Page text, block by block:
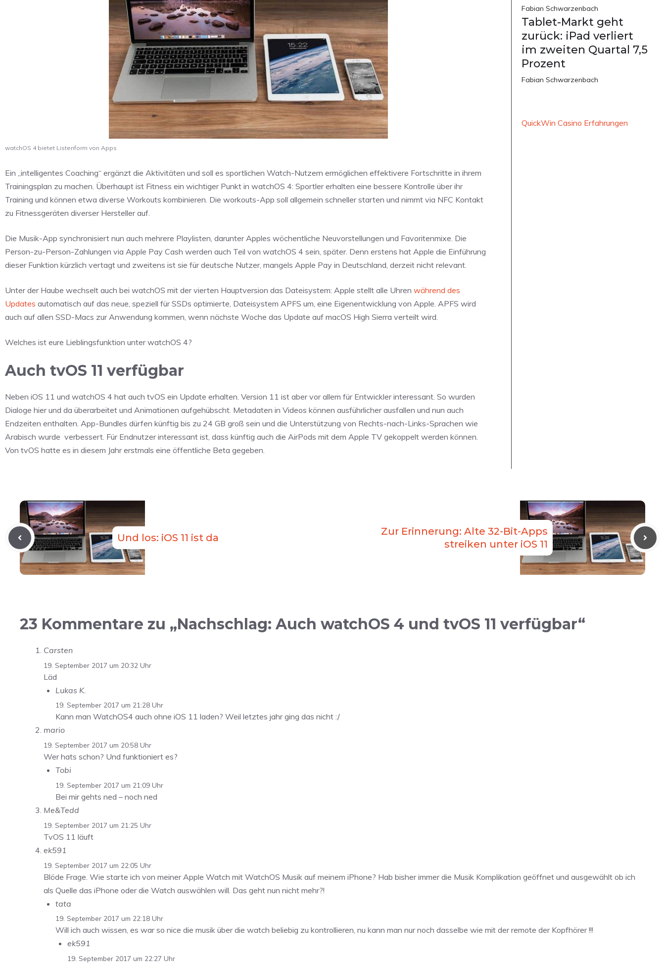
watchOS 4 bietet Listenform von Apps
Ein „intelligentes Coaching“ ergänzt die Aktivitäten und soll es sportlichen Watch-Nutzern ermöglichen effektivere Fortschritte in ihrem
Trainingsplan zu machen. Überhaupt ist Fitness ein wichtiger Punkt in watchOS 4: Sportler erhalten eine bessere Kontrolle über ihr
Training und können etwa diverse Workouts kombinieren. Die workouts-App soll allgemein schneller starten und nimmt via NFC Kontakt
zu Fitnessgeräten diverser Hersteller auf.
Die Musik-App synchronisiert nun auch mehrere Playlisten, darunter Apples wöchentliche Neuvorstellungen und Favoritenmixe. Die
Person-zu-Person-Zahlungen via Apple Pay Cash werden auch Teil von watchOS 4 sein, später. Denn erstens hat Apple die Einführung
dieser Funktion kürzlich vertagt und zweitens ist sie für deutsche Nutzer, mangels Apple Pay in Deutschland, derzeit nicht relevant.
Unter der Haube wechselt auch bei watchOS mit der vierten Hauptversion das Dateisystem: Apple stellt alle Uhren während des
Updates automatisch auf das neue, speziell für SSDs optimierte, Dateisystem APFS um, eine Eigenentwicklung von Apple. APFS wird
auch auf allen SSD-Macs zur Anwendung kommen, wenn nächste Woche das Update auf macOS High Sierra verteilt wird.
Welches ist eure Lieblingsfunktion unter watchOS 4?
Auch tvOS 11 verfügbar
Neben iOS 11 und watchOS 4 hat auch tvOS ein Update erhalten. Version 11 ist aber vor allem für Entwickler interessant. So wurden
Dialoge hier und da überarbeitet und Animationen aufgehübscht. Metadaten in Videos können ausführlicher ausfallen und nun auch
Endzeiten enthalten. App-Bundles dürfen künftig bis zu 24 GB groß sein und die Unterstützung von Rechts-nach-Links-Sprachen wie
Arabisch wurde verbessert. Für Endnutzer interessant ist, dass künftig auch die AirPods mit dem Apple TV gekoppelt werden können.
Von tvOS hatte es in diesem Jahr erstmals eine öffentliche Beta gegeben.
Fabian Schwarzenbach
Tablet-Markt geht
zurück: iPad verliert
im zweiten Quartal 7,5
Prozent
Fabian Schwarzenbach
QuickWin Casino Erfahrungen
Und los: iOS 11 ist da
Zur Erinnerung: Alte 32-Bit-Apps
streiken unter iOS 11
23 Kommentare zu „Nachschlag: Auch watchOS 4 und tvOS 11 verfügbar“
Carsten
19. September 2017 um 20:32 Uhr
Läd
Lukas K.
19. September 2017 um 21:28 Uhr
Kann man WatchOS4 auch ohne iOS 11 laden? Weil letztes jahr ging das nicht :/
mario
19. September 2017 um 20:58 Uhr
Wer hats schon? Und funktioniert es?
Tobi
19. September 2017 um 21:09 Uhr
Bei mir gehts ned – noch ned
Me&Tedd
19. September 2017 um 21:25 Uhr
TvOS 11 läuft
ek591
19. September 2017 um 22:05 Uhr
Blöde Frage. Wie starte ich von meiner Apple Watch mit WatchOS Musik auf meinem iPhone? Hab bisher immer die Musik Komplikation geöffnet und ausgewählt ob ich
als Quelle das iPhone oder die Watch auswählen will. Das geht nun nicht mehr?!
tata
19. September 2017 um 22:18 Uhr
Will ich auch wissen, es war so nice die musik über die watch beliebig zu kontrollieren, nu kann man nur noch dasselbe wie mit der remote der Kopfhörer !!!
ek591
19. September 2017 um 22:27 Uhr